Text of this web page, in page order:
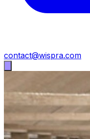
contact@wispra.com